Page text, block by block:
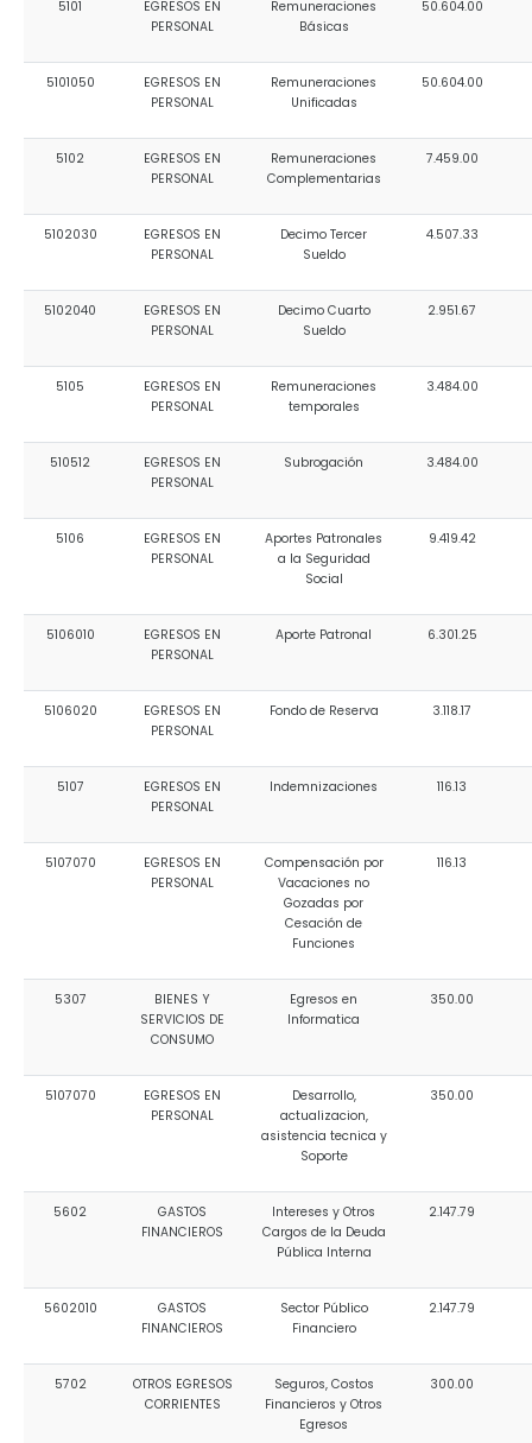
Convocatorias
GESTIÓN ADMINISTRATIVA
Plan Anual Contratación - PAC
Convenios Institucionales
PRESUPUESTO: EJECUCIÓN Y REPORTES
Cédulas presupuestarias y balances
Procesos de contratación
Obras y proyectos
5101
EGRESOS EN
PERSONAL
Remuneraciones
Básicas
50.604.00
5101050
EGRESOS EN
PERSONAL
Remuneraciones
Unificadas
50.604.00
5102
EGRESOS EN
PERSONAL
Remuneraciones
Complementarias
7.459.00
5102030
EGRESOS EN
PERSONAL
Decimo Tercer
Sueldo
4.507.33
5102040
EGRESOS EN
PERSONAL
Decimo Cuarto
Sueldo
2.951.67
5105
EGRESOS EN
PERSONAL
Remuneraciones
temporales
3.484.00
510512
EGRESOS EN
PERSONAL
Subrogación 3.484.00
5106
EGRESOS EN
PERSONAL
Aportes Patronales
a la Seguridad
Social
9.419.42
5106010
EGRESOS EN
PERSONAL
Aporte Patronal 6.301.25
5106020
EGRESOS EN
PERSONAL
Fondo de Reserva 3.118.17
5107
EGRESOS EN
PERSONAL
Indemnizaciones 116.13
5107070
EGRESOS EN
PERSONAL
Compensación por
Vacaciones no
Gozadas por
Cesación de
Funciones
116.13
5307
BIENES Y
SERVICIOS DE
CONSUMO
Egresos en
Informatica
350.00
5107070
EGRESOS EN
PERSONAL
Desarrollo,
actualizacion,
asistencia tecnica y
Soporte
350.00
5602
GASTOS
FINANCIEROS
Intereses y Otros
Cargos de la Deuda
Pública Interna
2.147.79
5602010
GASTOS
FINANCIEROS
Sector Público
Financiero
2.147.79
5702
OTROS EGRESOS
CORRIENTES
Seguros, Costos
Financieros y Otros
Egresos
300.00